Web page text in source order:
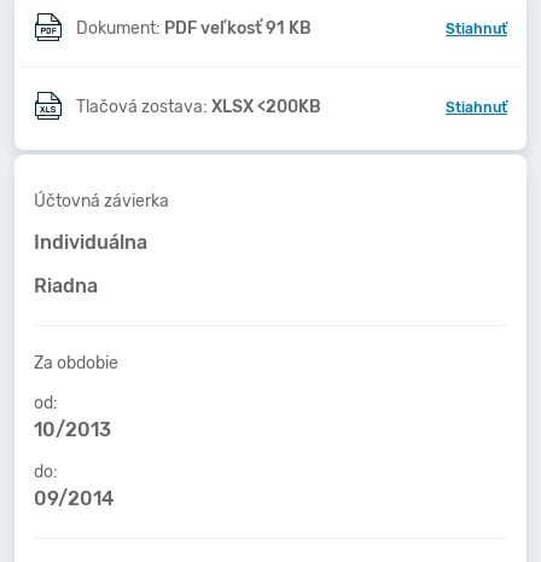
Dokument: PDF veľkosť 91 KB Stiahnuť
Tlačová zostava: XLSX <200KB Stiahnuť
Účtovná závierka
Individuálna
Riadna
Za obdobie
od:
10/2013
do:
09/2014